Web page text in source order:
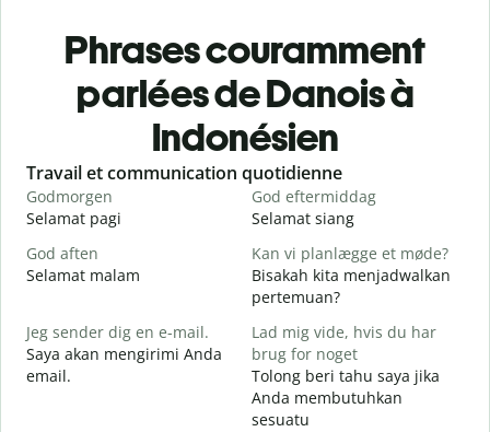
Phrases couramment
parlées de Danois à
Indonésien
Slide 1 of 6
Travail et communication quotidienne
Godmorgen
Selamat pagi
God eftermiddag
Selamat siang
God aften
Selamat malam
Kan vi planlægge et møde?
Bisakah kita menjadwalkan
pertemuan?
Jeg sender dig en e-mail.
Saya akan mengirimi Anda
email.
Lad mig vide, hvis du har
brug for noget
Tolong beri tahu saya jika
Anda membutuhkan
sesuatu